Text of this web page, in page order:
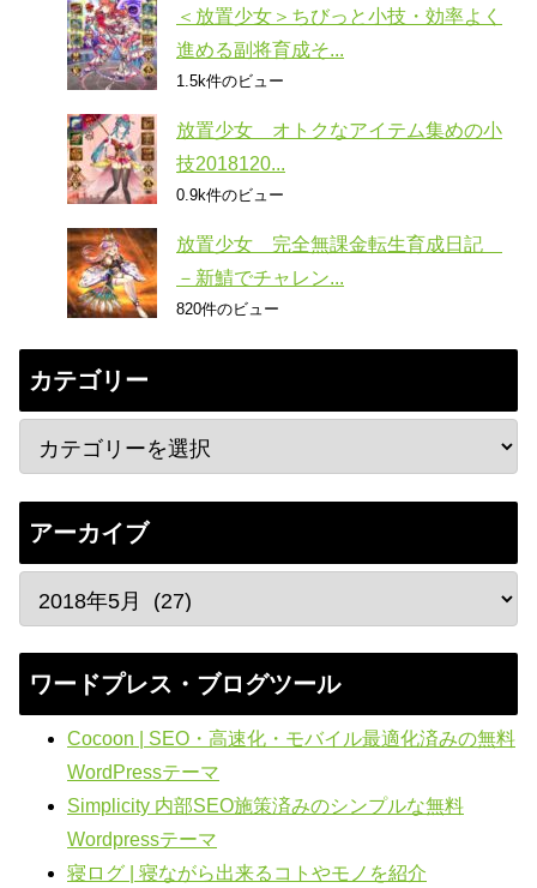
＜放置少女＞ちびっと小技・効率よく
進める副将育成そ...
1.5k件のビュー
放置少女 オトクなアイテム集めの小
技2018120...
0.9k件のビュー
放置少女 完全無課金転生育成日記
－新鯖でチャレン...
820件のビュー
カテゴリー
アーカイブ
ワードプレス・ブログツール
Cocoon | SEO・高速化・モバイル最適化済みの無料
WordPressテーマ
Simplicity 内部SEO施策済みのシンプルな無料
Wordpressテーマ
寝ログ | 寝ながら出来るコトやモノを紹介